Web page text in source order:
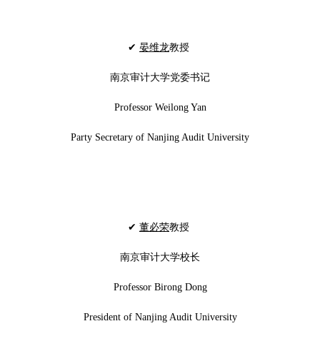
✔ 晏维龙教授
南京审计大学党委书记
Professor Weilong Yan
Party Secretary of Nanjing Audit University
✔ 董必荣教授
南京审计大学校长
Professor Birong Dong
President of Nanjing Audit University